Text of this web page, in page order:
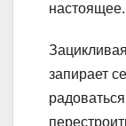
настоящее.
запирает